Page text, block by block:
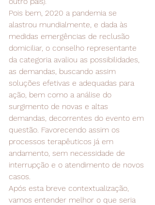
Pois bem, 2020 a pandemia se
alastrou mundialmente, e dada às
medidas emergências de reclusão
domiciliar, o conselho representante
da categoria avaliou as possibilidades,
as demandas, buscando assim
soluções efetivas e adequadas para
ação, bem como a análise do
surgimento de novas e altas
demandas, decorrentes do evento em
questão. Favorecendo assim os
processos terapêuticos já em
andamento, sem necessidade de
interrupção e o atendimento de novos
casos.
Após esta breve contextualização,
vamos entender melhor o que seria